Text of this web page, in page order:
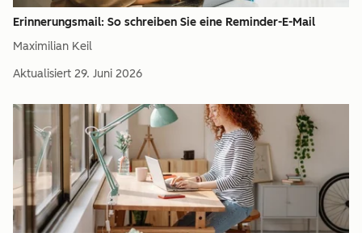
Erinnerungsmail: So schreiben Sie eine Reminder-E-Mail
Maximilian Keil
Aktualisiert 29. Juni 2026